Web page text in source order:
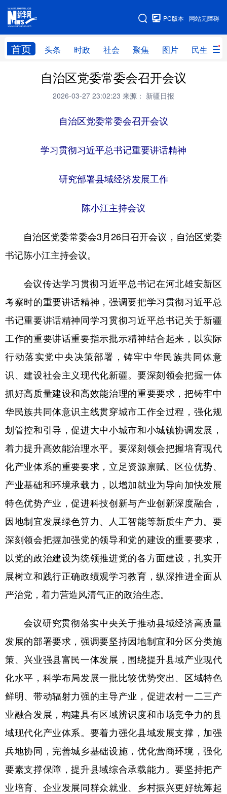
网站无障碍
PC版本
首页 头条 时政 社会 聚焦 图片 民生
网站地图
时政 社会
民生 访谈
专题 服务
辽宁 吉林 上海 江苏
山东 河南 湖北 湖南
广东 广西 海南 重庆
陕西 甘肃 青海 宁夏
新疆 内蒙古 黑龙江
多语种频道
English Español Français عربى
Русский язык 日本語 한국어
自治区党委常委会召开会议
2026-03-27 23:02:23 来源： 新疆日报
自治区党委常委会召开会议
学习贯彻习近平总书记重要讲话精神
研究部署县域经济发展工作
陈小江主持会议
自治区党委常委会3月26日召开会议，自治区党委
书记陈小江主持会议。
会议传达学习贯彻习近平总书记在河北雄安新区
考察时的重要讲话精神，强调要把学习贯彻习近平总
书记重要讲话精神同学习贯彻习近平总书记关于新疆
工作的重要讲话重要指示批示精神结合起来，以实际
行动落实党中央决策部署，铸牢中华民族共同体意
识、建设社会主义现代化新疆。要深刻领会把握一体
抓好高质量建设和高效能治理的重要要求，把铸牢中
华民族共同体意识主线贯穿城市工作全过程，强化规
划管控和引导，促进大中小城市和小城镇协调发展，
着力提升高效能治理水平。要深刻领会把握培育现代
化产业体系的重要要求，立足资源禀赋、区位优势、
产业基础和环境承载力，以增加就业为导向加快发展
特色优势产业，促进科技创新与产业创新深度融合，
因地制宜发展绿色算力、人工智能等新质生产力。要
深刻领会把握加强党的领导和党的建设的重要要求，
以党的政治建设为统领推进党的各方面建设，扎实开
展树立和践行正确政绩观学习教育，纵深推进全面从
严治党，着力营造风清气正的政治生态。
会议研究贯彻落实中央关于推动县域经济高质量
发展的部署要求，强调要坚持因地制宜和分区分类施
策、兴业强县富民一体发展，围绕提升县域产业现代
化水平，科学布局发展一批比较优势突出、区域特色
鲜明、带动辐射力强的主导产业，促进农村一二三产
业融合发展，构建具有区域辨识度和市场竞争力的县
域现代化产业体系。要着力强化县域发展支撑，加强
兵地协同，完善城乡基础设施，优化营商环境，强化
要素支撑保障，提升县域综合承载能力。要坚持把产
业培育、企业发展同群众就业、乡村振兴更好统筹起